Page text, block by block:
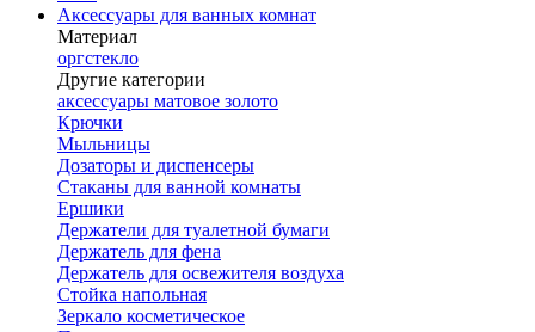
Аксессуары для ванных комнат
Материал
оргстекло
Другие категории
аксессуары матовое золото
Крючки
Мыльницы
Дозаторы и диспенсеры
Стаканы для ванной комнаты
Ершики
Держатели для туалетной бумаги
Держатель для фена
Держатель для освежителя воздуха
Стойка напольная
Зеркало косметическое